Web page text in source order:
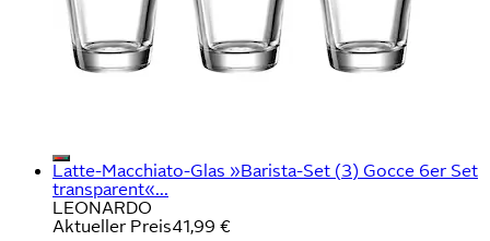
Latte-Macchiato-Glas »Barista-Set (3) Gocce 6er Set
transparent«...
LEONARDO
Aktueller Preis41,99 €